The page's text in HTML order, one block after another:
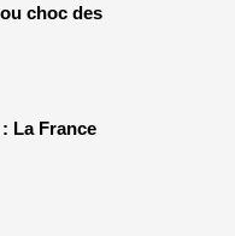
choc des
La France